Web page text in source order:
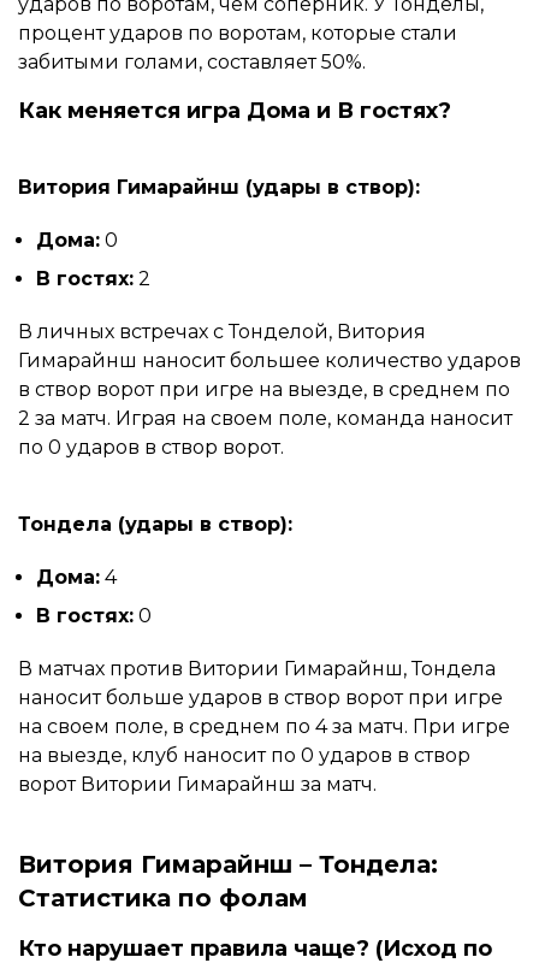
процент ударов по воротам, которые стали
забитыми голами, составляет 50%.
Как меняется игра Дома и В гостях?
Витория Гимарайнш (удары в створ):
Дома: 0
В гостях: 2
В личных встречах с Тонделой, Витория
Гимарайнш наносит большее количество ударов
в створ ворот при игре на выезде, в среднем по
2 за матч. Играя на своем поле, команда наносит
по 0 ударов в створ ворот.
Тондела (удары в створ):
Дома: 4
В гостях: 0
В матчах против Витории Гимарайнш, Тондела
наносит больше ударов в створ ворот при игре
на своем поле, в среднем по 4 за матч. При игре
на выезде, клуб наносит по 0 ударов в створ
ворот Витории Гимарайнш за матч.
Витория Гимарайнш – Тондела:
Статистика по фолам
Кто нарушает правила чаще? (Исход по